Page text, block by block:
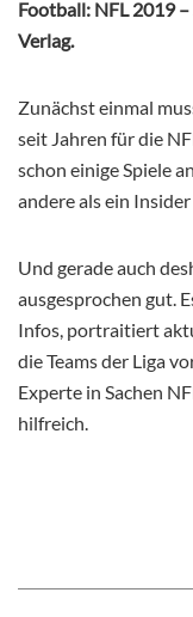
Football: NFL 2019 –
Verlag.
Zunächst einmal
seit Jahren für die
schon einige Spiele
andere als ein
Und gerade auch
ausgesprochen gut.
Infos, portraitiert
die Teams der Liga
Experte in Sachen
hilfreich.